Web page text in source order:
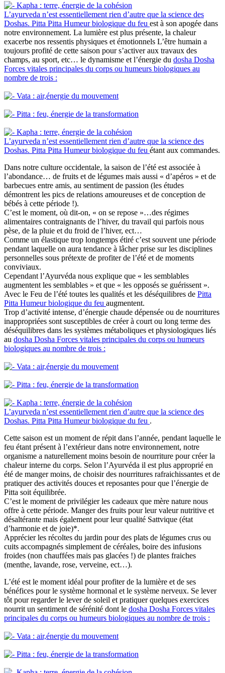
Kapha : terre, énergie de la cohésion
L’ayurveda n’est essentiellement rien d’autre que la science des
Doshas. Pitta Pitta Humeur biologique du feu est à son apogée dans
notre environnement. La lumière est plus présente, la chaleur
exacerbe nos ressentis physiques et émotionnels L’être humain a
toujours profité de cette saison pour s’activer aux travaux des
champs, au sport, etc… le dynamisme et l’énergie du dosha Dosha
Forces vitales principales du corps ou humeurs biologiques au
nombre de trois :
Vata : air,énergie du mouvement
Pitta : feu, énergie de la transformation
Kapha : terre, énergie de la cohésion
L’ayurveda n’est essentiellement rien d’autre que la science des
Doshas. Pitta Pitta Humeur biologique du feu étant aux commandes.
Dans notre culture occidentale, la saison de l’été est associée à
l’abondance… de fruits et de légumes mais aussi « d’apéros » et de
barbecues entre amis, au sentiment de passion (les études
démontrent les pics de relations amoureuses et de conception de
bébés à cette période !).
C’est le moment, où dit-on, « on se repose »…des régimes
alimentaires contraignants de l’hiver, du travail qui parfois nous
pèse, de la pluie et du froid de l’hiver, ect…
Comme un élastique trop longtemps étiré c’est souvent une période
pendant laquelle on aura tendance à lâcher prise sur les disciplines
personnelles sous prétexte de profiter de l’été et de moments
conviviaux.
Cependant l’Ayurvéda nous explique que « les semblables
augmentent les semblables » et que « les opposés se guérissent ».
Avec le Feu de l’été toutes les qualités et les déséquilibres de Pitta
Pitta Humeur biologique du feu augmentent.
Trop d’activité intense, d’énergie chaude dépensée ou de nourritures
inappropriées sont susceptibles de créer à court ou long terme des
déséquilibres dans les systèmes métaboliques et physiologiques liés
au dosha Dosha Forces vitales principales du corps ou humeurs
biologiques au nombre de trois :
Vata : air,énergie du mouvement
Pitta : feu, énergie de la transformation
Kapha : terre, énergie de la cohésion
L’ayurveda n’est essentiellement rien d’autre que la science des
Doshas. Pitta Pitta Humeur biologique du feu .
Cette saison est un moment de répit dans l’année, pendant laquelle le
feu étant présent à l’extérieur dans notre environnement, notre
organisme a naturellement moins besoin de nourriture pour créer la
chaleur interne du corps. Selon l’Ayurvéda il est plus approprié en
été de manger moins, de choisir des nourritures rafraichissantes et de
pratiquer des activités douces et reposantes pour que l’énergie de
Pitta soit équilibrée.
C’est le moment de privilégier les cadeaux que mère nature nous
offre à cette période. Manger des fruits pour leur valeur nutritive et
désaltérante mais également pour leur qualité Sattvique (état
d’harmonie et de joie)*.
Apprécier les récoltes du jardin pour des plats de légumes crus ou
cuits accompagnés simplement de céréales, boire des infusions
froides (non chauffées mais pas glacées !) de plantes fraiches
(menthe, lavande, rose, verveine, ect…).
L’été est le moment idéal pour profiter de la lumière et de ses
bénéfices pour le système hormonal et le système nerveux. Se lever
tôt pour regarder le lever de soleil et pratiquer quelques exercices
nourrit un sentiment de sérénité dont le dosha Dosha Forces vitales
principales du corps ou humeurs biologiques au nombre de trois :
Vata : air,énergie du mouvement
Pitta : feu, énergie de la transformation